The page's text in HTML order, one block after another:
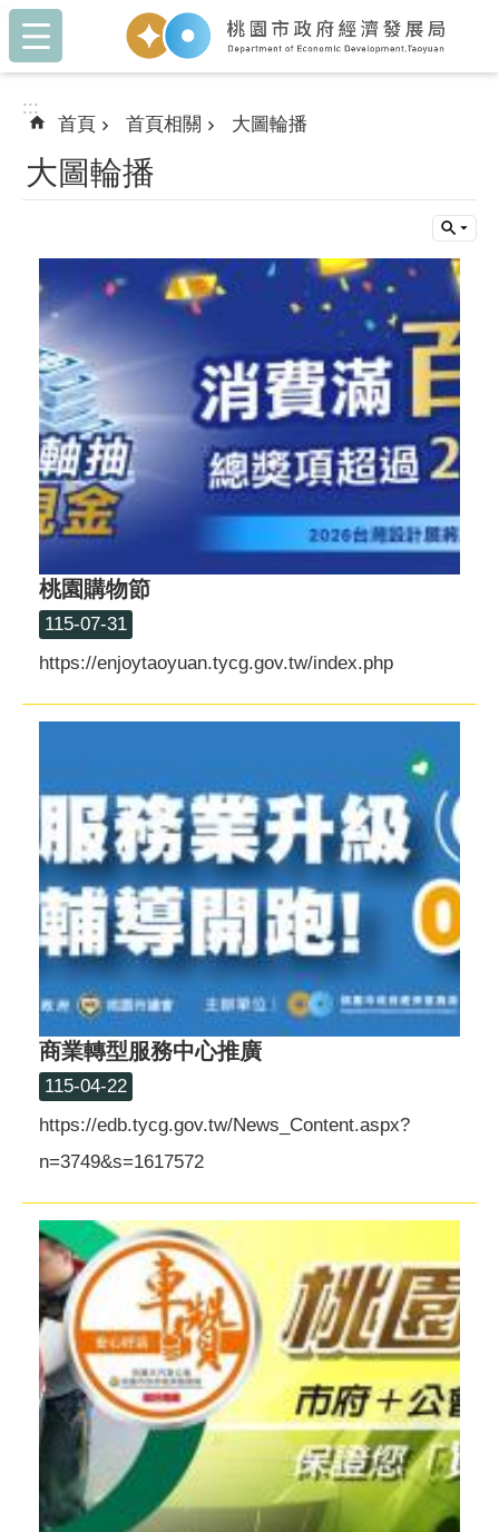
跳到主要內容區塊
:::
:::
首頁 首頁相關 大圖輪播
大圖輪播
桃園購物節
115-07-31
https://enjoytaoyuan.tycg.gov.tw/index.php
商業轉型服務中心推廣
115-04-22
https://edb.tycg.gov.tw/News_Content.aspx?
n=3749&s=1617572